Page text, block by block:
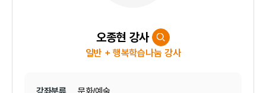
오종현 강사
일반 + 행복학습나눔 강사